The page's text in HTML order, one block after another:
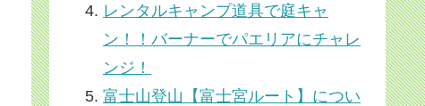
レンタルキャンプ道具で庭キャ
ン！！バーナーでパエリアにチャレ
ンジ！
富士山登山【富士宮ルート】につい